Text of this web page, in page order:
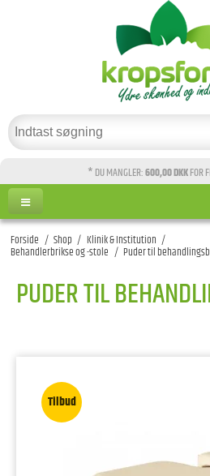
* DU MANGLER:600,00 DKKFOR
Forside / Shop / Klinik & Institution /
Behandlerbrikse og -stole / Puder til
PUDER TIL
Tilbud